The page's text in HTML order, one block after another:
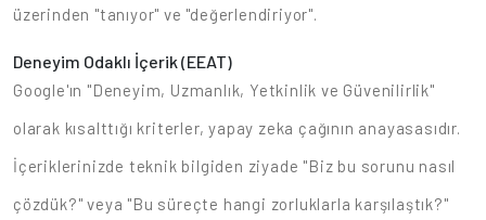
üzerinden "tanıyor" ve "değerlendiriyor".
Deneyim Odaklı İçerik (EEAT)
Google'ın "Deneyim, Uzmanlık, Yetkinlik ve Güvenilirlik"
olarak kısalttığı kriterler, yapay zeka çağının anayasasıdır.
İçeriklerinizde teknik bilgiden ziyade "Biz bu sorunu nasıl
çözdük?" veya "Bu süreçte hangi zorluklarla karşılaştık?"